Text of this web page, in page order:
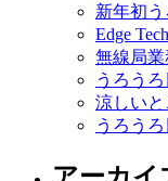
新年初う
Edge
無線局業
うろうろ
涼しいと
うろうろ